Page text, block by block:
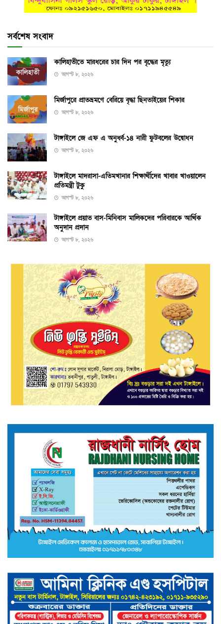
সর্বশেষ সংবাদ
কালিহাতীতে মারধরের চার দিন পর বৃদ্ধের মৃত্যু
আগস্ট ৮, ২০২৬
মির্জাপুরে প্রাতভ্রমণে বেরিয়ে বৃদ্ধা ছিনতাইয়ের শিকার
আগস্ট ৮, ২০২৬
টাঙ্গাইলে জে এফ এ অনুর্ধ্ব-১৪ নারী ফুটবলের উদ্বোধন
আগস্ট ৮, ২০২৬
টাঙ্গাইলে মাদরাসা-এতিমখানার শিক্ষার্থীদের খাবার খাওয়ালেন
প্রতিমন্ত্রী টুকু
আগস্ট ৮, ২০২৬
টাঙ্গাইলে প্রয়াত বাস-মিনিবাস মালিকদের পরিবারকে আর্থিক
অনুদান প্রদান
আগস্ট ৮, ২০২৬